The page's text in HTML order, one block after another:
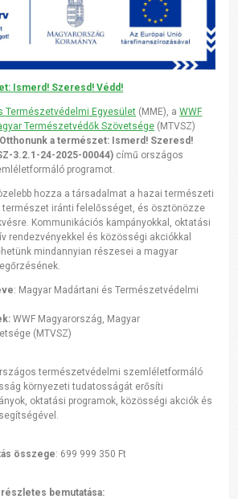
Ismerd! Szeresd! Védd!
Természetvédelmi Egyesület (MME), aWWF
Természetvédők Szövetsége (MTVSZ)
a természet: Ismerd! Szeresd!
3.2.1-24-2025-00044) című országos
programot.
hozza a társadalmat a hazai természeti
természet iránti felelősséget, és ösztönözze
Kommunikációs kampányokkal, oktatási
rendezvényekkel és közösségi akciókkal
mindannyian részesei a magyar
: Magyar Madártani és Természetvédelmi
WWF Magyarország, Magyar
(MTVSZ)
természetvédelmi szemléletformáló
környezeti tudatosságát erősíti
oktatási programok, közösségi akciók és
összege: 699 999 350 Ft
bemutatása: